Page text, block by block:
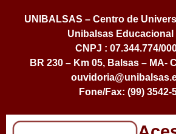
UNIBALSAS – Centro de
Unibalsas Educacional
CNPJ : 07.344.774/
BR 230 – Km 05, Balsas – MA-
Fone/Fax: (99) 3542-